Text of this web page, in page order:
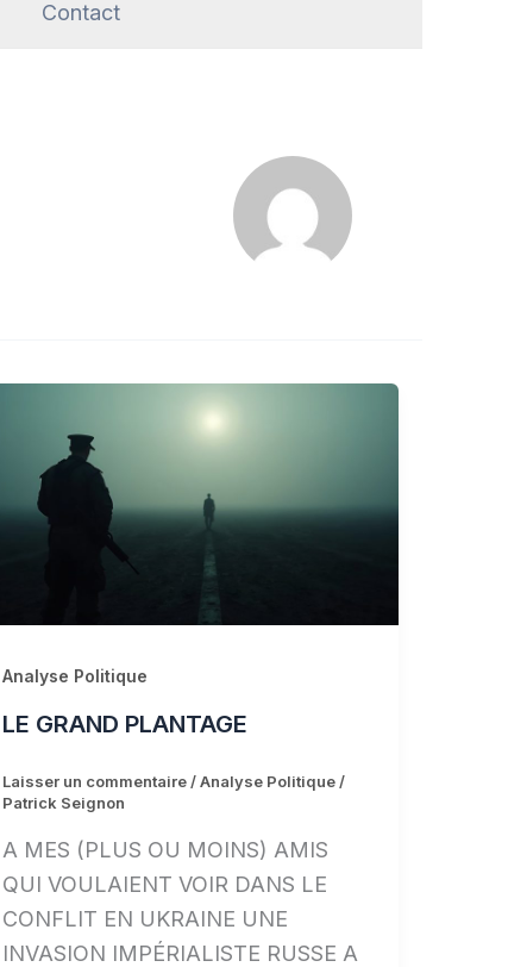
Contact
Analyse Politique
LE GRAND PLANTAGE
Laisser un commentaire /Analyse Politique/
Patrick Seignon
A MES (PLUS OU MOINS) AMIS
QUI VOULAIENT VOIR DANS LE
CONFLIT EN UKRAINE UNE
INVASION IMPÉRIALISTE RUSSE A